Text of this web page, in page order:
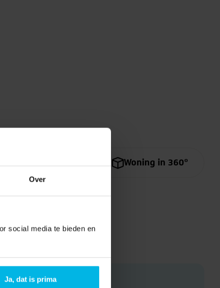
Over
social media te bieden en
Ja, dat is prima
Woning in 360º